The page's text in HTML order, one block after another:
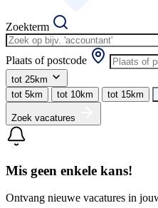
Zoekterm
Plaats of postcode
tot 25km
tot 5km
tot 10km tot 15km
Zoek vacatures
Mis geen enkele kans!
Ontvang nieuwe vacatures in